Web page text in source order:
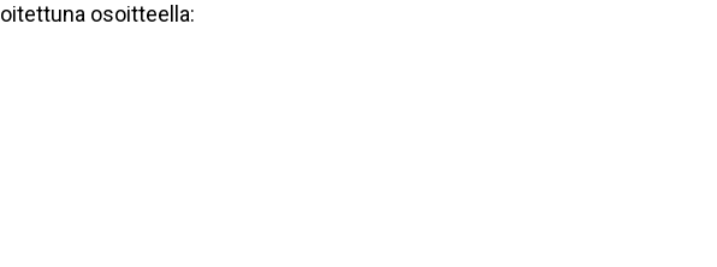
osoitteella: